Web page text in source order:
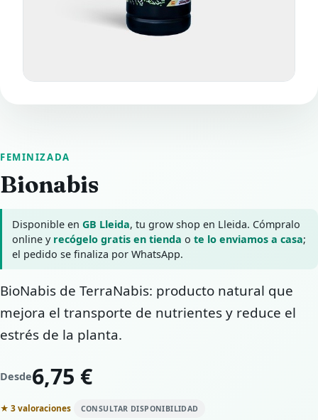
FEMINIZADA
Bionabis
Disponible enGB Lleida, tu grow shop en Lleida. Cómpralo
online y recógelo gratis en tienda ote lo enviamos a casa;
el pedido se finaliza por WhatsApp.
BioNabis de TerraNabis: producto natural que
mejora el transporte de nutrientes y reduce el
estrés de la planta.
Desde6,75 €
★ 3 valoraciones CONSULTAR DISPONIBILIDAD